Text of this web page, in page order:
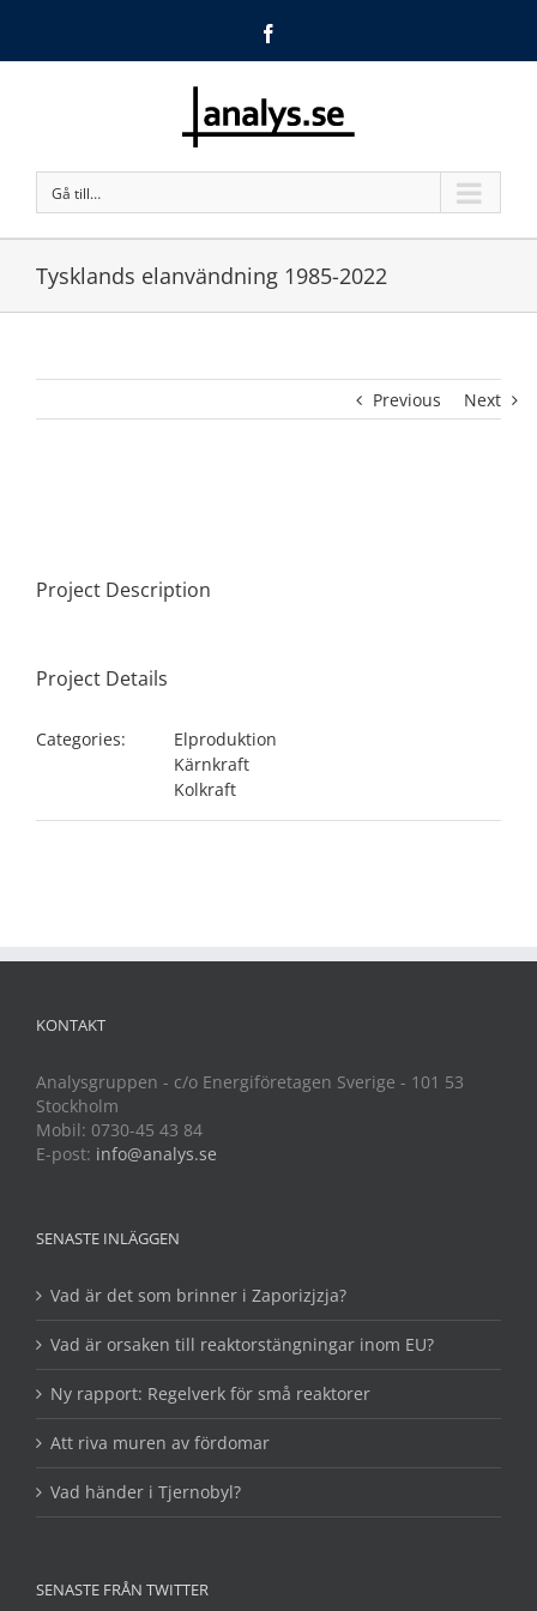
Gå till…
Tysklands elanvändning 1985-2022
Previous Next
Project Description
Project Details
Categories:
Elproduktion
Kärnkraft
Kolkraft
KONTAKT
Analysgruppen - c/o Energiföretagen Sverige - 101 53
Stockholm
Mobil: 0730-45 43 84
E-post: info@analys.se
SENASTE INLÄGGEN
Vad är det som brinner i Zaporizjzja?
Vad är orsaken till reaktorstängningar inom EU?
Ny rapport: Regelverk för små reaktorer
Att riva muren av fördomar
Vad händer i Tjernobyl?
SENASTE FRÅN TWITTER